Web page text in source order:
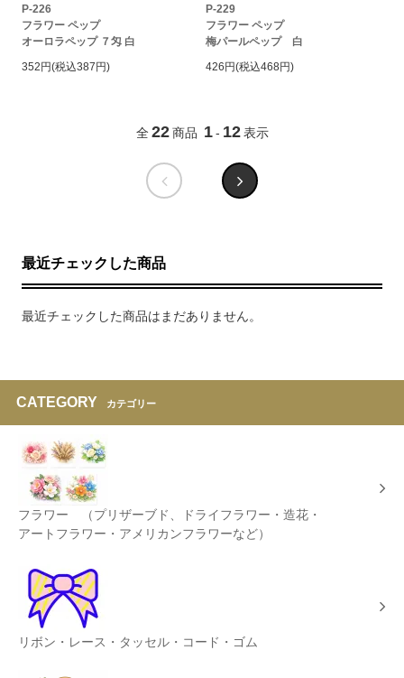
P-226
フラワー ペップ
オーロラペップ ７匁 白
352円(税込387円)
P-229
フラワー ペップ
梅パールペップ 白
426円(税込468円)
全 22 商品 1 - 12 表示
最近チェックした商品
最近チェックした商品はまだありません。
CATEGORY カテゴリー
フラワー （プリザーブド、ドライフラワー・造花・
アートフラワー・アメリカンフラワーなど）
リボン・レース・タッセル・コード・ゴム